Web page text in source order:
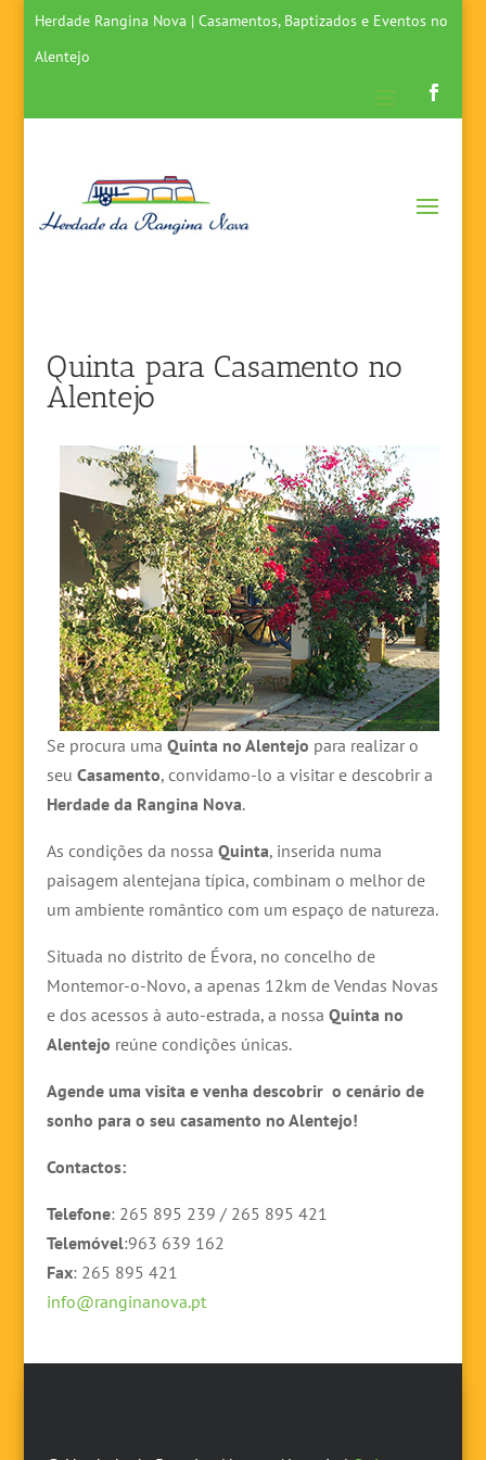
Herdade Rangina Nova | Casamentos, Baptizados e Eventos no
Alentejo
Quinta para Casamento no
Alentejo
Se procura uma Quinta no Alentejo para realizar o
seu Casamento, convidamo-lo a visitar e descobrir a
Herdade da Rangina Nova.
As condições da nossa Quinta, inserida numa
paisagem alentejana típica, combinam o melhor de
um ambiente romântico com um espaço de natureza.
Situada no distrito de Évora, no concelho de
Montemor-o-Novo, a apenas 12km de Vendas Novas
e dos acessos à auto-estrada, a nossa Quinta no
Alentejo reúne condições únicas.
Agende uma visita e venha descobrir o cenário de
sonho para o seu casamento no Alentejo!
Contactos:
Telefone: 265 895 239 / 265 895 421
Telemóvel:963 639 162
Fax: 265 895 421
info@ranginanova.pt